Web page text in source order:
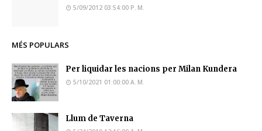
5/09/2012 03:54:00 P. M.
MÉS POPULARS
Per liquidar les nacions per Milan Kundera
5/10/2021 01:00:00 A. M.
Llum de Taverna